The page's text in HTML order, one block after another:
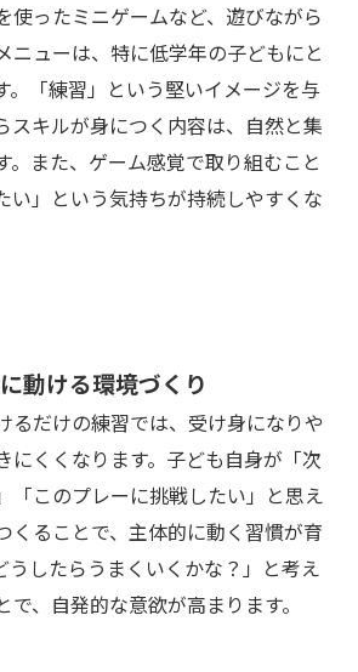
使ったミニゲームなど、遊びながら
ニューは、特に低学年の子どもにと
。「練習」という堅いイメージを与
スキルが身につく内容は、自然と集
。また、ゲーム感覚で取り組むこと
い」という気持ちが持続しやすくな
動ける環境づくり
るだけの練習では、受け身になりや
にくくなります。子ども自身が「次
「このプレーに挑戦したい」と思え
くることで、主体的に動く習慣が育
うしたらうまくいくかな？」と考え
で、自発的な意欲が高まります。